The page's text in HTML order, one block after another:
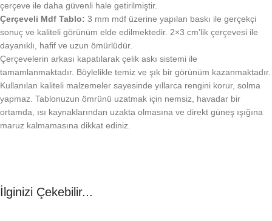
çerçeve ile daha güvenli hale getirilmiştir.
Çerçeveli Mdf Tablo: 3 mm mdf üzerine yapılan baskı ile gerçekçi
sonuç ve kaliteli görünüm elde edilmektedir. 2×3 cm’lik çerçevesi ile
dayanıklı, hafif ve uzun ömürlüdür.
Çerçevelerin arkası kapatılarak çelik askı sistemi ile
tamamlanmaktadır. Böylelikle temiz ve şık bir görünüm kazanmaktadır.
Kullanılan kaliteli malzemeler sayesinde yıllarca rengini korur, solma
yapmaz. Tablonuzun ömrünü uzatmak için nemsiz, havadar bir
ortamda, ısı kaynaklarından uzakta olmasına ve direkt güneş ışığına
maruz kalmamasına dikkat ediniz.
İlginizi Çekebilir...